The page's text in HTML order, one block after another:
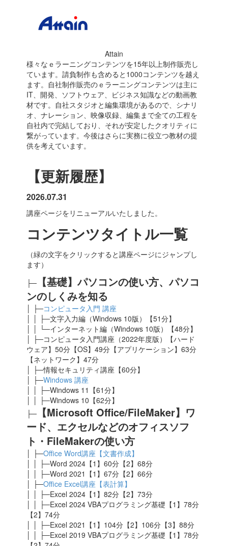
Attain
様々なｅラーニングコンテンツを15年以上制作販売し
ています。請負制作も含めると1000コンテンツを越え
ます。自社制作販売のｅラーニングコンテンツは主に
IT、開発、ソフトウェア、ビジネス知識などの動画教
材です。自社スタジオと編集環境があるので、シナリ
オ、ナレーション、映像収録、編集まで全ての工程を
自社内で完結しており、それが安定したクオリティに
繋がっています。今後はさらに実務に役立つ教材の提
供を考えています。
【更新履歴】
2026.07.31
講座ページをリニューアルいたしました。
コンテンツタイトル一覧
（緑の文字をクリックすると講座ページにジャンプし
ます）
├─ 【基礎】パソコンの使い方、パソコ
ンのしくみを知る
│ ├─コンピュータ入門 講座
│ │ ├─文字入力編（Windows 10版）【51分】
│ │ └─インターネット編（Windows 10版）【48分】
│ ├─コンピュータ入門講座（2022年度版）【ハード
ウェア】50分【OS】49分【アプリケーション】63分
【ネットワーク】47分
│ ├─情報セキュリティ講座【60分】
│ ├─Windows 講座
│ │ ├─Windows 11【61分】
│ │ ├─Windows 10【62分】
├─ 【Microsoft Office/FileMaker】ワ
ード、エクセルなどのオフィスソフ
ト・FileMakerの使い方
│ ├─Office Word講座【文書作成】
│ │ ├─Word 2024【1】60分【2】68分
│ │ ├─Word 2021【1】67分【2】66分
│ ├─Office Excel講座【表計算】
│ │ ├─Excel 2024 【1】82分【2】73分
│ │ ├─Excel 2024 VBAプログラミング基礎【1】78分
【2】74分
│ │ ├─Excel 2021 【1】104分【2】106分【3】88分
│ │ ├─Excel 2019 VBAプログラミング基礎【1】78分